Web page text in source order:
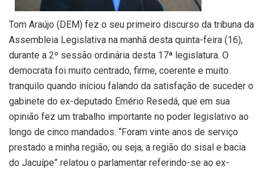
Tom Araújo (DEM) fez o seu primeiro discurso da tribuna da
Assembleia Legislativa na manhã desta quinta-feira (16),
durante a 2º sessão ordinária desta 17ª legislatura. O
democrata foi muito centrado, firme, coerente e muito
tranquilo quando iniciou falando da satisfação de suceder o
gabinete do ex-deputado Emério Resedá, que em sua
opinião fez um trabalho importante no poder legislativo ao
longo de cinco mandados. “Foram vinte anos de serviço
prestado a minha região, ou seja, a região do sisal e bacia
do Jacuípe” relatou o parlamentar referindo-se ao ex-